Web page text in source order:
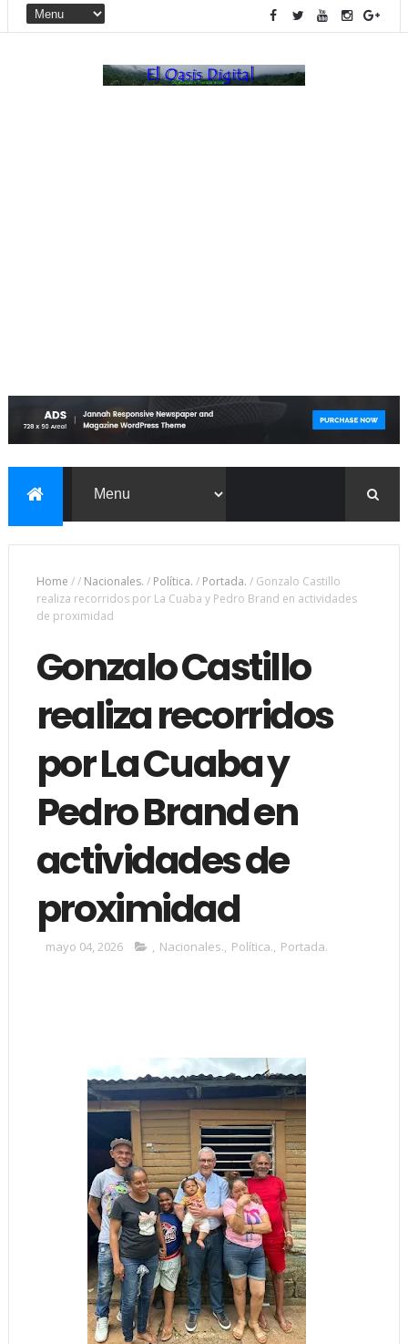
Home // Nacionales. / Política. / Portada. / Gonzalo Castillo
realiza recorridos por La Cuaba y Pedro Brand en actividades
de proximidad
Gonzalo Castillo
realiza recorridos
por La Cuaba y
Pedro Brand en
actividades de
proximidad
mayo 04, 2026 , Nacionales., Política., Portada.